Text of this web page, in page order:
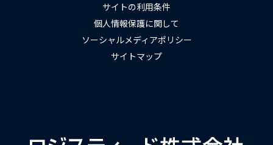
サイトの利用条件
個人情報保護に関して
ソーシャルメディアポリシー
サイトマップ